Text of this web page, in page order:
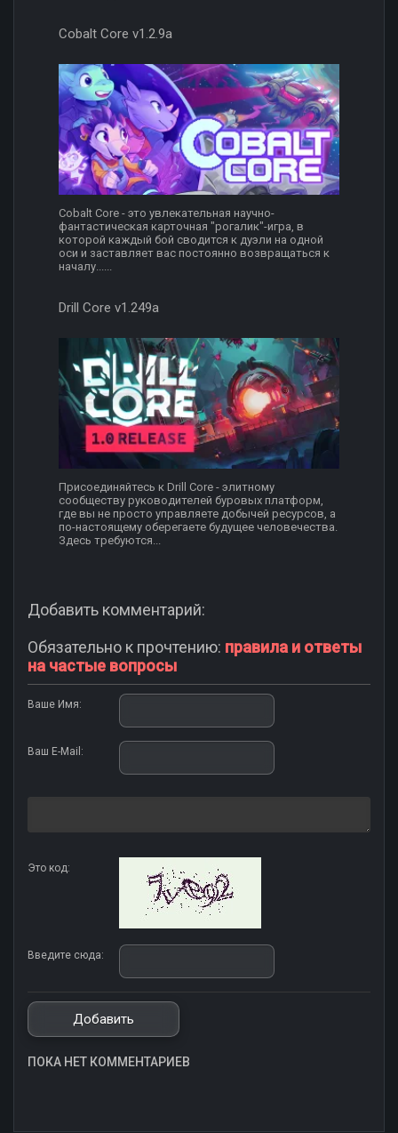
Cobalt Core v1.2.9a
Cobalt Core - это увлекательная научно-
фантастическая карточная "рогалик"-игра, в
которой каждый бой сводится к дуэли на одной
оси и заставляет вас постоянно возвращаться к
началу......
Drill Core v1.249a
Присоединяйтесь к Drill Core - элитному
сообществу руководителей буровых платформ,
где вы не просто управляете добычей ресурсов, а
по-настоящему оберегаете будущее человечества.
Здесь требуются...
Добавить комментарий:
Обязательно к прочтению: правила и ответы
на частые вопросы
Ваше Имя:
Ваш E-Mail:
Это код:
Введите сюда:
ПОКА НЕТ КОММЕНТАРИЕВ